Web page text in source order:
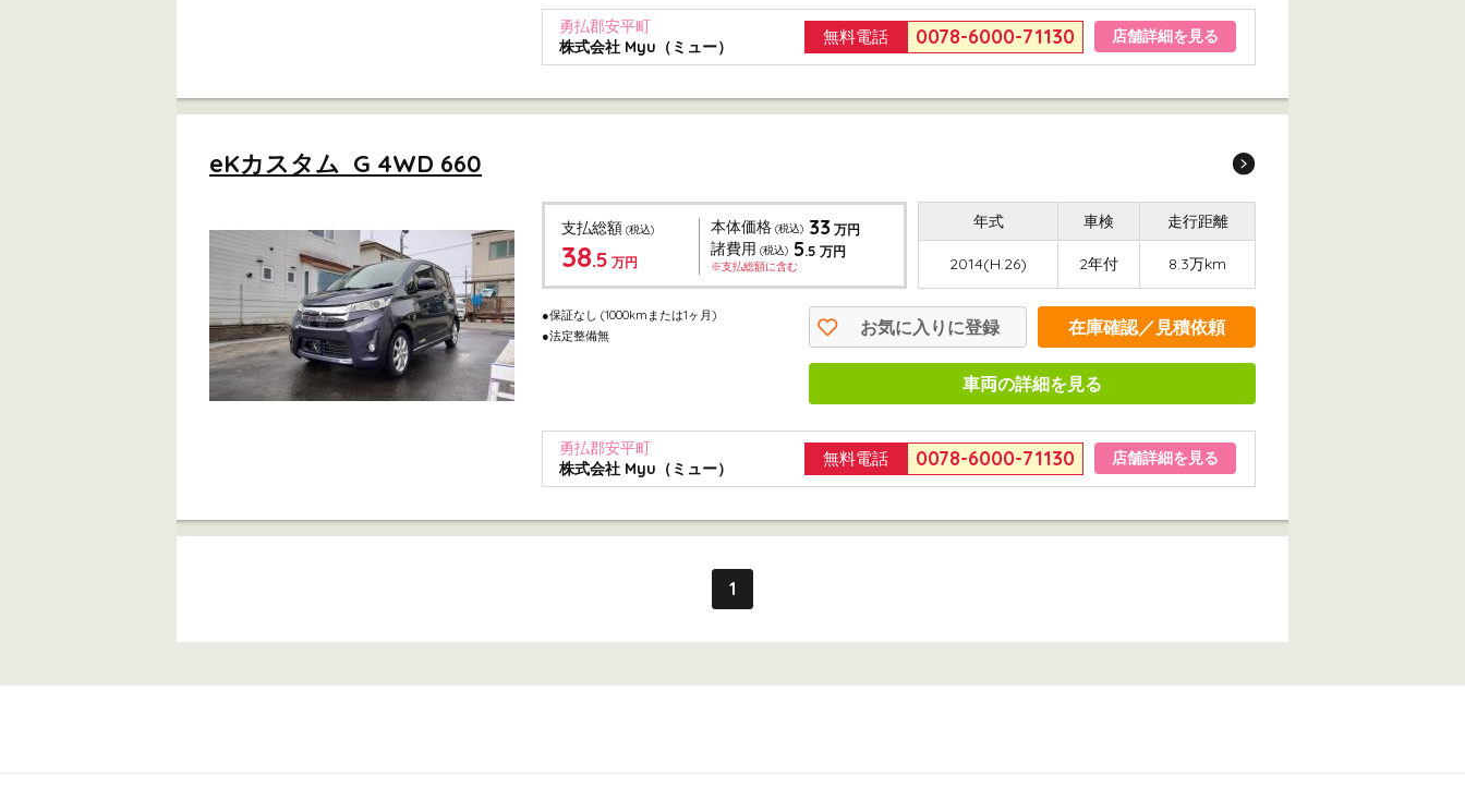
勇払郡安平町
株式会社 Myu（ミュー）
無料電話 0078-6000-71130 店舗詳細を見る
eKカスタム G 4WD 660
●保証なし (1000kmまたは1ヶ月)
●法定整備無
支払総額 (税込)
38.5 万円
本体価格(税込) 33万円
諸費用 (税込) 5.5 万円
※支払総額に含む
年式 車検 走行距離
2014(H.26) 2年付 8.3万km
お気に入りに登録 在庫確認／見積依頼
車両の詳細を見る
勇払郡安平町
株式会社 Myu（ミュー）
無料電話 0078-6000-71130 店舗詳細を見る
1